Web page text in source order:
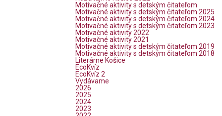
Motivačné aktivity s detským čitateľom
Motivačné aktivity s detským čitateľom 2025
Motivačné aktivity s detským čitateľom 2024
Motivačné aktivity s detským čitateľom 2023
Motivačné aktivity 2022
Motivačné aktivity 2021
Motivačné aktivity s detským čitateľom 2019
Motivačné aktivity s detským čitateľom 2018
Literárne Košice
EcoKvíz
EcoKvíz 2
Vydávame
2026
2025
2024
2023